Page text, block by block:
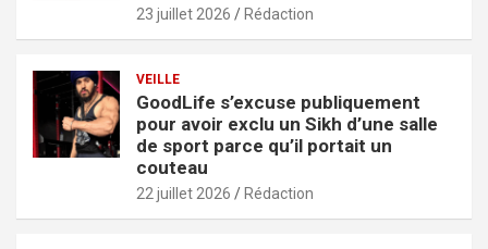
23 juillet 2026 Rédaction
VEILLE
GoodLife s’excuse publiquement
pour avoir exclu un Sikh d’une salle
de sport parce qu’il portait un
couteau
22 juillet 2026 Rédaction